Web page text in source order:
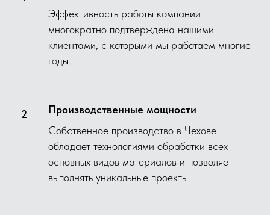
Эффективность работы компании
многократно подтверждена нашими
клиентами, с которыми мы работаем многие
годы.
Производственные мощности
Собственное производство в Чехове
обладает технологиями обработки всех
основных видов материалов и позволяет
выполнять уникальные проекты.